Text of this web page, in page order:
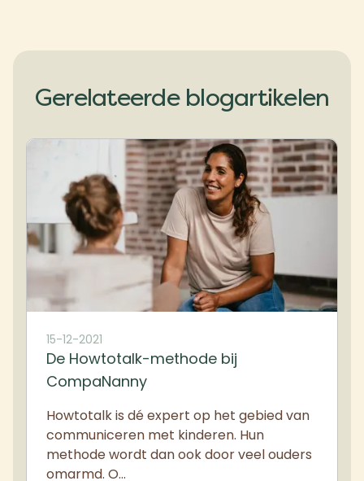
Gerelateerde blogartikelen
15-12-2021
De Howtotalk-methode bij
CompaNanny
Howtotalk is dé expert op het gebied van
communiceren met kinderen. Hun
methode wordt dan ook door veel ouders
omarmd. O…